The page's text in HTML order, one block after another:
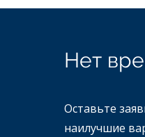
Нет
Оставьте
наилучшие